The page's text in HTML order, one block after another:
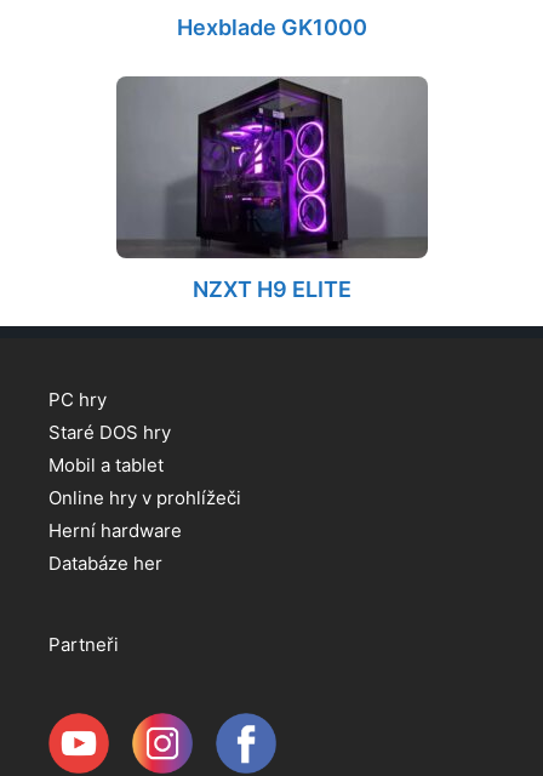
Hexblade GK1000
NZXT H9 ELITE
PC hry
Staré DOS hry
Mobil a tablet
Online hry v prohlížeči
Herní hardware
Databáze her
Partneři